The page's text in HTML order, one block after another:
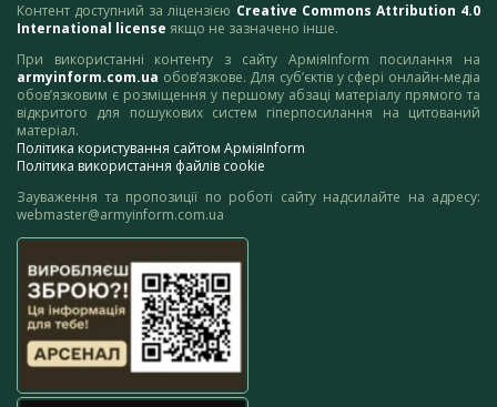
Контент доступний за ліцензією Creative Commons Attribution 4.0
International license якщо не зазначено інше.
При використанні контенту з сайту АрміяInform посилання на
armyinform.com.ua обов’язкове. Для суб’єктів у сфері онлайн-медіа
обов’язковим є розміщення у першому абзаці матеріалу прямого та
відкритого для пошукових систем гіперпосилання на цитований
матеріал.
Політика користування сайтом АрміяInform
Політика використання файлів cookie
Зауваження та пропозиції по роботі сайту надсилайте на адресу:
webmaster@armyinform.com.ua